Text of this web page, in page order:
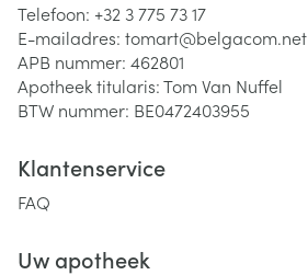
Telefoon: +32 3 775 73 17
E-mailadres: tomart@belgacom.net
APB nummer: 462801
Apotheek titularis:Tom Van Nuffel
BTW nummer: BE0472403955
Klantenservice
FAQ
Uw apotheek